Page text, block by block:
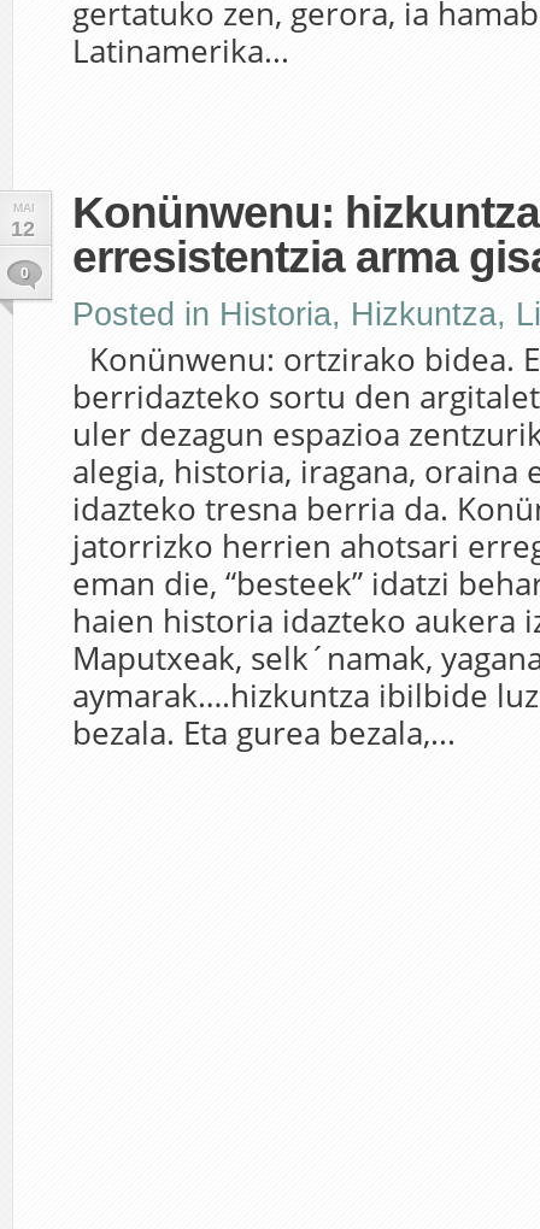
gertatuko zen, gerora, ia
Latinamerika...
MAI
12
0
Konünwenu:
erresistentzia arma
Posted in Historia, Hizkuntza,
Konünwenu: ortzirako bidea.
berridazteko sortu den
uler dezagun espazioa
alegia, historia, iragana, oraina
idazteko tresna berria da.
jatorrizko herrien ahotsari
eman die, “besteek” idatzi
haien historia idazteko aukera
Maputxeak, selk´namak,
aymarak….hizkuntza ibilbide
bezala. Eta gurea bezala,...